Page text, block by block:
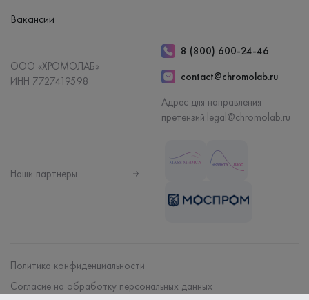
Вакансии
ООО «ХРОМОЛАБ»
ИНН 7727419598
8 (800) 600-24-46
contact@chromolab.ru
Адрес для направления
претензий:legal@chromolab.ru
Наши партнеры
Политика конфиденциальности
Согласие на обработку персональных данных